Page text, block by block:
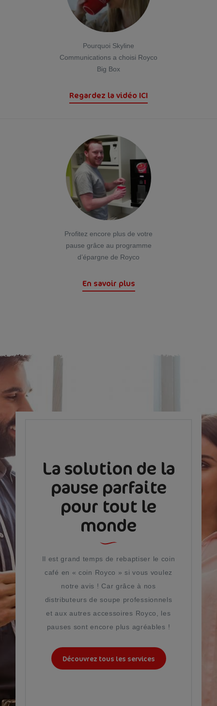
Pourquoi Skyline
Communications a choisi Royco
Big Box
Regardez la vidéo ICI
Profitez encore plus de votre
pause grâce au programme
d’épargne de Royco
En savoir plus
La solution de la
pause parfaite
pour tout le
monde
Il est grand temps de rebaptiser le coin
café en « coin Royco » si vous voulez
notre avis ! Car grâce à nos
distributeurs de soupe professionnels
et aux autres accessoires Royco, les
pauses sont encore plus agréables !
Découvrez tous les services